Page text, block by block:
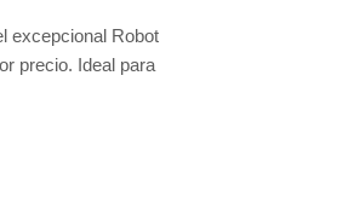
excepcional Robot
precio. Ideal para